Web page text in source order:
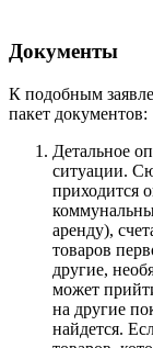
Документы
К подобным
пакет документов:
Детальное
ситуации.
приходится
аренду),
товаров
другие,
может
на другие
найдется.